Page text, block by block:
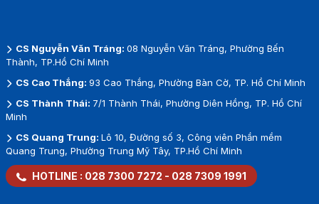
CS Nguyễn Văn Tráng: 08 Nguyễn Văn Tráng, Phường Bến
Thành, TP.Hồ Chí Minh
CS Cao Thắng: 93 Cao Thắng, Phường Bàn Cờ, TP. Hồ Chí Minh
CS Thành Thái: 7/1 Thành Thái, Phường Diên Hồng, TP. Hồ Chí
Minh
CS Quang Trung: Lô 10, Đường số 3, Công viên Phần mềm
Quang Trung, Phường Trung Mỹ Tây, TP.Hồ Chí Minh
HOTLINE : 028 7300 7272 - 028 7309 1991